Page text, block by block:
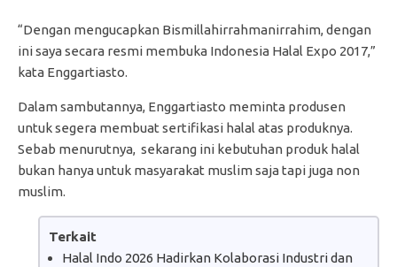
“Dengan mengucapkan Bismillahirrahmanirrahim, dengan
ini saya secara resmi membuka Indonesia Halal Expo 2017,”
kata Enggartiasto.
Dalam sambutannya, Enggartiasto meminta produsen
untuk segera membuat sertifikasi halal atas produknya.
Sebab menurutnya, sekarang ini kebutuhan produk halal
bukan hanya untuk masyarakat muslim saja tapi juga non
muslim.
Terkait
Halal Indo 2026 Hadirkan Kolaborasi Industri dan